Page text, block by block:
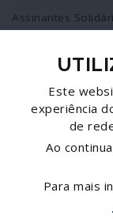
Assinantes
Redes Sociais
Siga-nos no
Twitter
Este
experiência
de
Ao
Para mais